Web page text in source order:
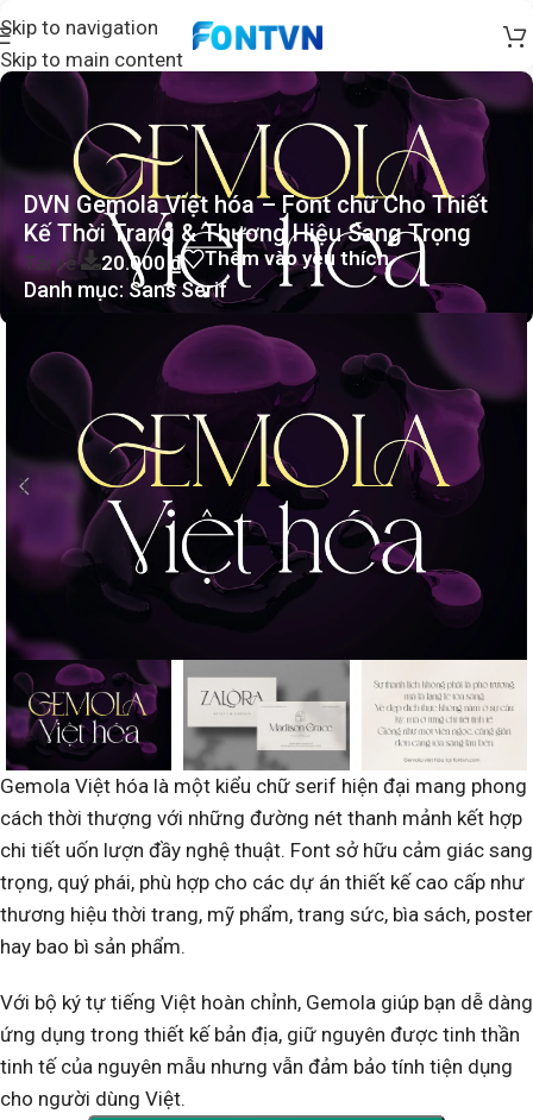
Skip to navigation
Skip to main content
DVN Gemola Việt hóa – Font chữ Cho Thiết
Kế Thời Trang & Thương Hiệu Sang Trọng
Tải về 20.000 ₫ Thêm vào yêu thích
Danh mục: Sans Serif
Gemola Việt hóa là một kiểu chữ serif hiện đại mang phong
cách thời thượng với những đường nét thanh mảnh kết hợp
chi tiết uốn lượn đầy nghệ thuật. Font sở hữu cảm giác sang
trọng, quý phái, phù hợp cho các dự án thiết kế cao cấp như
thương hiệu thời trang, mỹ phẩm, trang sức, bìa sách, poster
hay bao bì sản phẩm.
Với bộ ký tự tiếng Việt hoàn chỉnh, Gemola giúp bạn dễ dàng
ứng dụng trong thiết kế bản địa, giữ nguyên được tinh thần
tinh tế của nguyên mẫu nhưng vẫn đảm bảo tính tiện dụng
cho người dùng Việt.